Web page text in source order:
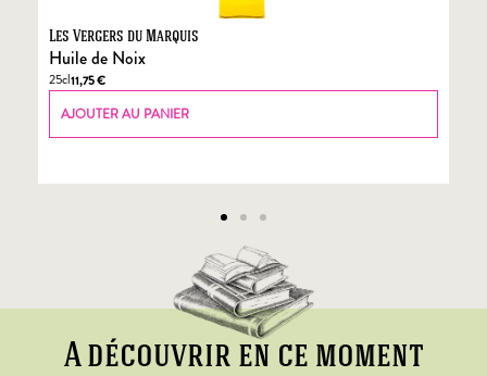
Les Vergers du Marquis
Huile de Noix
25cl11,75€
AJOUTER AU PANIER
A découvrir en ce moment